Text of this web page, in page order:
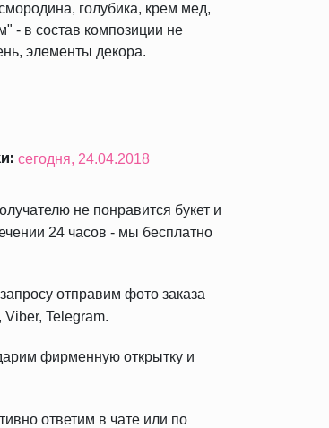
голубика, крем мед,
- в состав композиции не
элементы декора.
сегодня, 24.04.2018
не понравится букет и
24 часов - мы бесплатно
отправим фото заказа
Telegram.
фирменную открытку и
ответим в чате или по